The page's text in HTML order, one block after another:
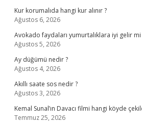
Kur korumalıda hangi kur alınır ?
Ağustos 6, 2026
Avokado faydaları yumurtalıklara iyi gelir mi
Ağustos 5, 2026
Ay düğümü nedir ?
Ağustos 4, 2026
Akıllı saate sos nedir ?
Ağustos 3, 2026
Kemal Sunal’ın Davacı filmi hangi köyde
Temmuz 25, 2026